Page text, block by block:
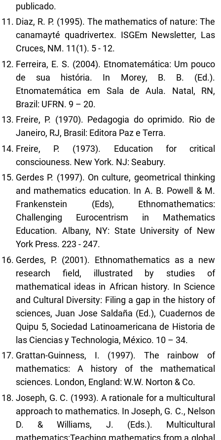
publicado.
Diaz, R. P. (1995). The mathematics of nature: The
canamayté quadrivertex. ISGEm Newsletter, Las
Cruces, NM. 11(1). 5 - 12.
Ferreira, E. S. (2004). Etnomatemática: Um pouco
de sua história. In Morey, B. B. (Ed.).
Etnomatemática em Sala de Aula. Natal, RN,
Brazil: UFRN. 9 – 20.
Freire, P. (1970). Pedagogia do oprimido. Rio de
Janeiro, RJ, Brasil: Editora Paz e Terra.
Freire, P. (1973). Education for critical
consciouness. New York. NJ: Seabury.
Gerdes P. (1997). On culture, geometrical thinking
and mathematics education. In A. B. Powell & M.
Frankenstein (Eds), Ethnomathematics:
Challenging Eurocentrism in Mathematics
Education. Albany, NY: State University of New
York Press. 223 - 247.
Gerdes, P. (2001). Ethnomathematics as a new
research field, illustrated by studies of
mathematical ideas in African history. In Science
and Cultural Diversity: Filing a gap in the history of
sciences, Juan Jose Saldaña (Ed.), Cuadernos de
Quipu 5, Sociedad Latinoamericana de Historia de
las Ciencias y Technologia, México. 10 – 34.
Grattan-Guinness, I. (1997). The rainbow of
mathematics: A history of the mathematical
sciences. London, England: W.W. Norton & Co.
Joseph, G. C. (1993). A rationale for a multicultural
approach to mathematics. In Joseph, G. C., Nelson
D. & Williams, J. (Eds.). Multicultural
mathematics:Teaching mathematics from a global